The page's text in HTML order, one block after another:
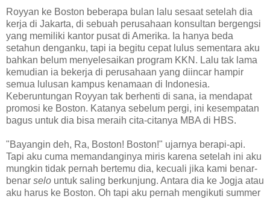
Royyan ke Boston beberapa bulan lalu sesaat setelah dia
kerja di Jakarta, di sebuah perusahaan konsultan bergengsi
yang memiliki kantor pusat di Amerika. Ia hanya beda
setahun denganku, tapi ia begitu cepat lulus sementara aku
bahkan belum menyelesaikan program KKN. Lalu tak lama
kemudian ia bekerja di perusahaan yang diincar hampir
semua lulusan kampus kenamaan di Indonesia.
Keberuntungan Royyan tak berhenti di sana, ia mendapat
promosi ke Boston. Katanya sebelum pergi, ini kesempatan
bagus untuk dia bisa meraih cita-citanya MBA di HBS.
"Bayangin deh, Ra, Boston! Boston!" ujarnya berapi-api.
Tapi aku cuma memandanginya miris karena setelah ini aku
mungkin tidak pernah bertemu dia, kecuali jika kami benar-
benar selo untuk saling berkunjung. Antara dia ke Jogja atau
aku harus ke Boston. Oh tapi aku pernah mengikuti summer